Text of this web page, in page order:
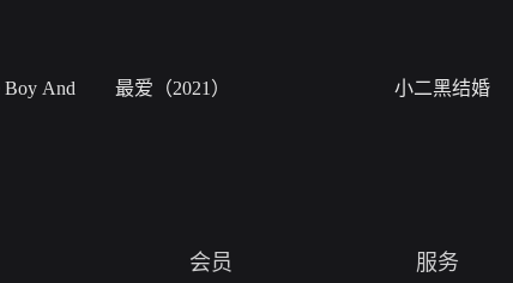
And
最爱（2021） 小二黑结婚
会员 服务